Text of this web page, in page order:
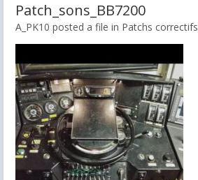
Patch_sons_BB7200
A_PK10 posted a file in Patchs correctifs